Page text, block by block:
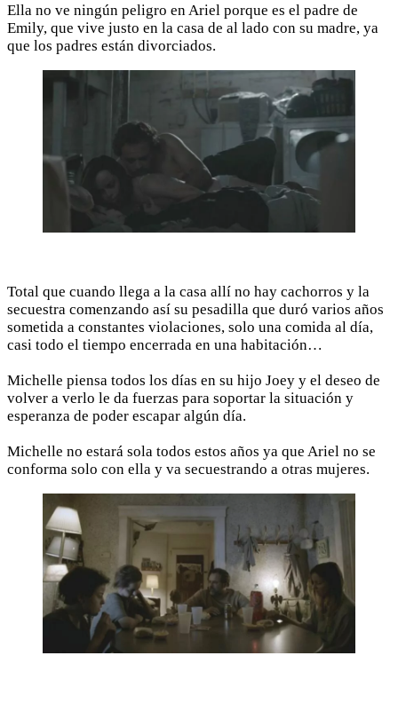
Ella no ve ningún peligro en Ariel porque es el padre de
Emily, que vive justo en la casa de al lado con su madre, ya
que los padres están divorciados.
Total que cuando llega a la casa allí no hay cachorros y la
secuestra comenzando así su pesadilla que duró varios años
sometida a constantes violaciones, solo una comida al día,
casi todo el tiempo encerrada en una habitación…
Michelle piensa todos los días en su hijo Joey y el deseo de
volver a verlo le da fuerzas para soportar la situación y
esperanza de poder escapar algún día.
Michelle no estará sola todos estos años ya que Ariel no se
conforma solo con ella y va secuestrando a otras mujeres.